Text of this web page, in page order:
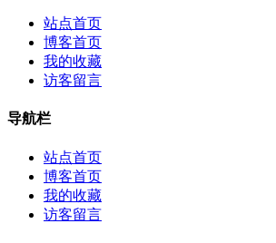
站点首页
博客首页
我的收藏
访客留言
导航栏
站点首页
博客首页
我的收藏
访客留言